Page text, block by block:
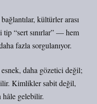
kültürler arası
tip “sert sınırlar” — hem
fazla sorgulanıyor.
daha gözetici değil;
Kimlikler sabit değil,
hâle gelebilir.